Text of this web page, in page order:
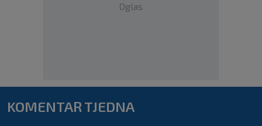
Oglas
KOMENTAR TJEDNA